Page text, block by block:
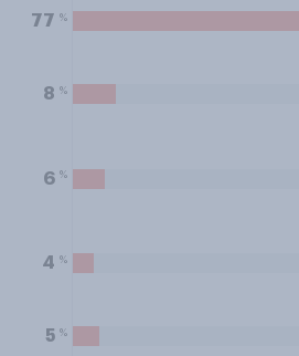
77 %
8 %
6 %
4 %
5 %